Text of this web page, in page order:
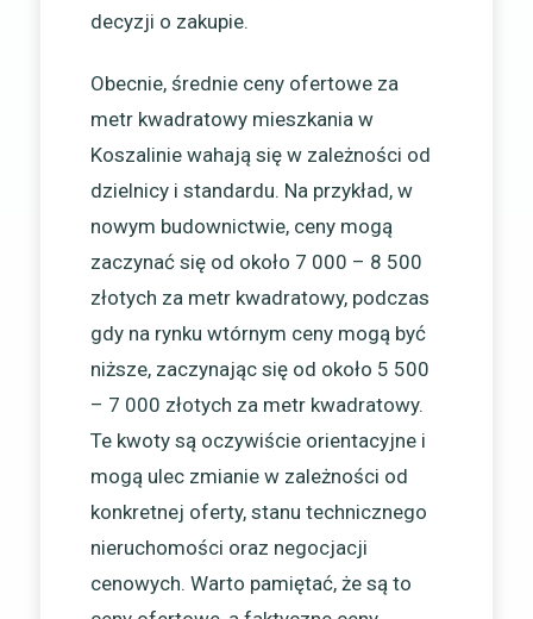
decyzji o zakupie.
Obecnie, średnie ceny ofertowe za
metr kwadratowy mieszkania w
Koszalinie wahają się w zależności od
dzielnicy i standardu. Na przykład, w
nowym budownictwie, ceny mogą
zaczynać się od około 7 000 – 8 500
złotych za metr kwadratowy, podczas
gdy na rynku wtórnym ceny mogą być
niższe, zaczynając się od około 5 500
– 7 000 złotych za metr kwadratowy.
Te kwoty są oczywiście orientacyjne i
mogą ulec zmianie w zależności od
konkretnej oferty, stanu technicznego
nieruchomości oraz negocjacji
cenowych. Warto pamiętać, że są to